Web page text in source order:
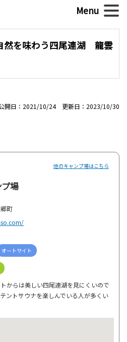
然を味わう四尾連湖 龍雲
開日：2021/10/24 更新日：2023/10/30
他のキャンプ場はこちら
場
町
オートサイト
からは美しい四尾連湖を見にくいので
ントサウナを楽しんでいる人が多くい